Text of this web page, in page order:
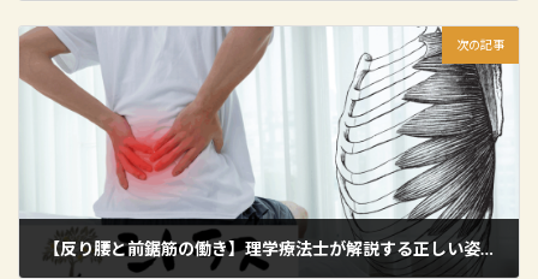
次の記事
【反り腰と前鋸筋の働き】理学療法士が解説する正しい姿勢改善と整体アプローチ【羽村市】